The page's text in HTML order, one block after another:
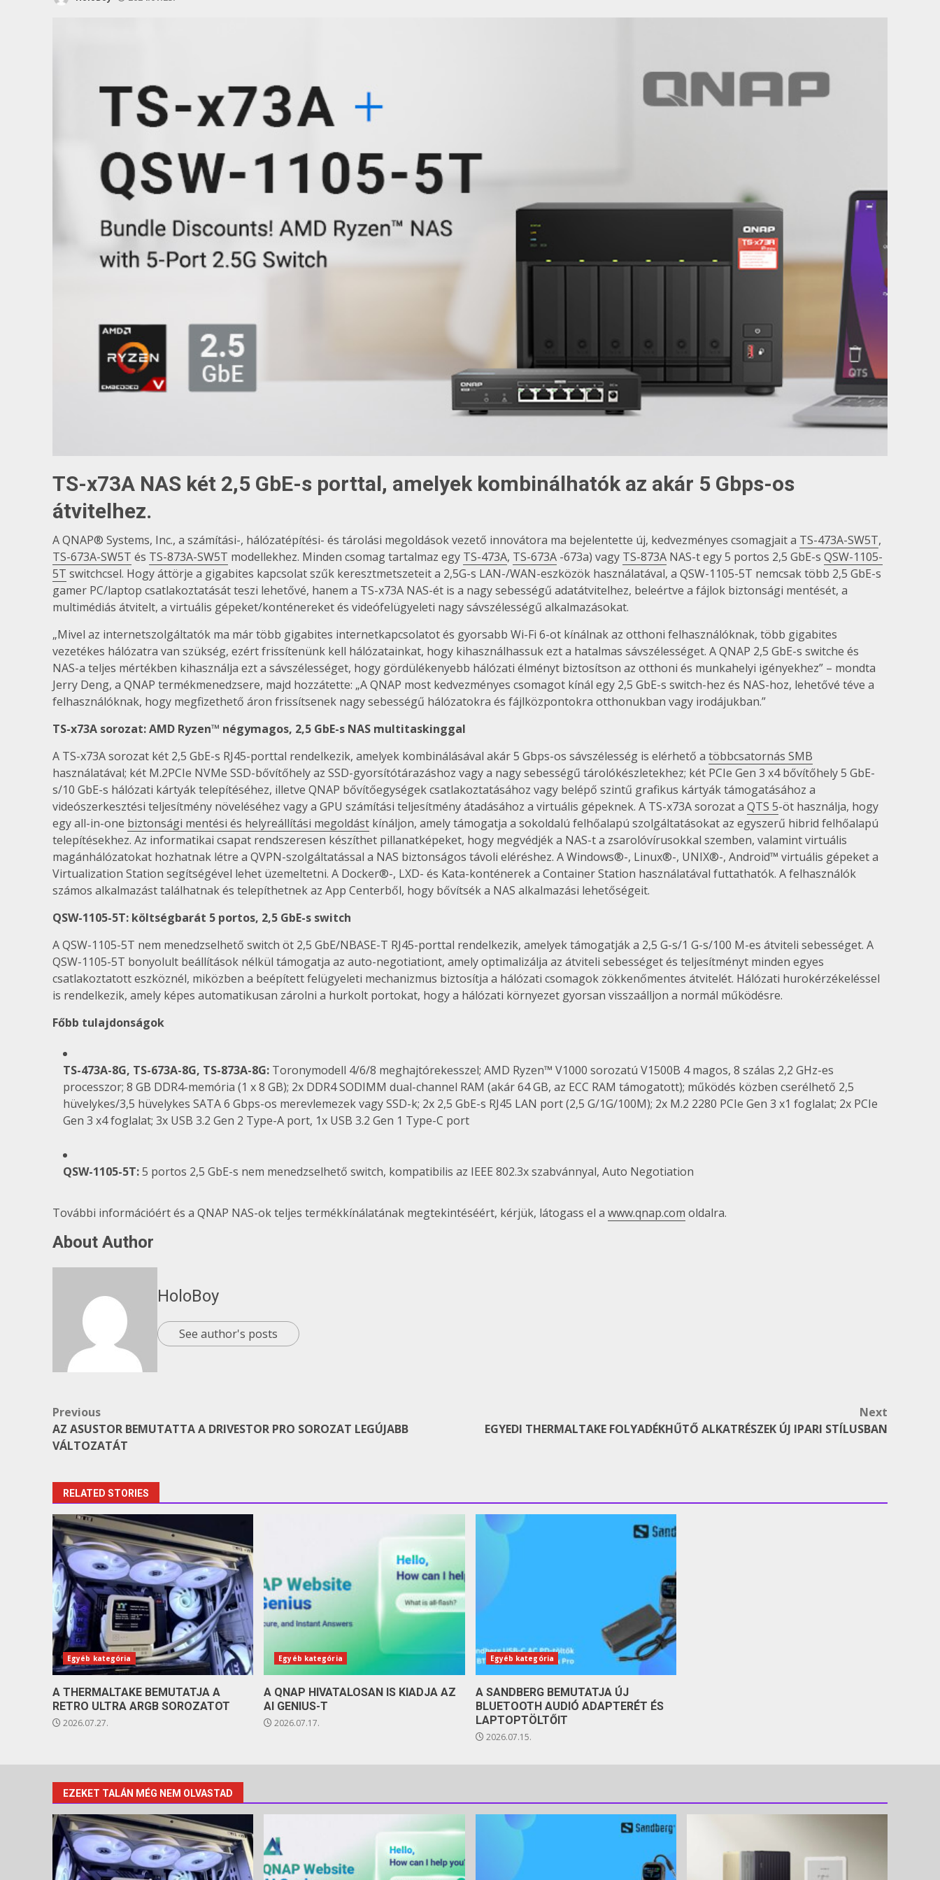
TS-x73A NAS két 2,5 GbE-s porttal, amelyek kombinálhatók az akár 5 Gbps-os
átvitelhez.
A QNAP® Systems, Inc., a számítási-, hálózatépítési- és tárolási megoldások vezető innovátora ma bejelentette új, kedvezményes csomagjait a TS-473A-SW5T,
TS-673A-SW5T és TS-873A-SW5T modellekhez. Minden csomag tartalmaz egy TS-473A, TS-673A -673a) vagy TS-873A NAS-t egy 5 portos 2,5 GbE-s QSW-1105-
5T switchcsel. Hogy áttörje a gigabites kapcsolat szűk keresztmetszeteit a 2,5G-s LAN-/WAN-eszközök használatával, a QSW-1105-5T nemcsak több 2,5 GbE-s
gamer PC/laptop csatlakoztatását teszi lehetővé, hanem a TS-x73A NAS-ét is a nagy sebességű adatátvitelhez, beleértve a fájlok biztonsági mentését, a
multimédiás átvitelt, a virtuális gépeket/konténereket és videófelügyeleti nagy sávszélességű alkalmazásokat.
„Mivel az internetszolgáltatók ma már több gigabites internetkapcsolatot és gyorsabb Wi-Fi 6-ot kínálnak az otthoni felhasználóknak, több gigabites
vezetékes hálózatra van szükség, ezért frissítenünk kell hálózatainkat, hogy kihasználhassuk ezt a hatalmas sávszélességet. A QNAP 2,5 GbE-s switche és
NAS-a teljes mértékben kihasználja ezt a sávszélességet, hogy gördülékenyebb hálózati élményt biztosítson az otthoni és munkahelyi igényekhez” – mondta
Jerry Deng, a QNAP termékmenedzsere, majd hozzátette: „A QNAP most kedvezményes csomagot kínál egy 2,5 GbE-s switch-hez és NAS-hoz, lehetővé téve a
felhasználóknak, hogy megfizethető áron frissítsenek nagy sebességű hálózatokra és fájlközpontokra otthonukban vagy irodájukban.”
TS-x73A sorozat: AMD Ryzen™ négymagos, 2,5 GbE-s NAS multitaskinggal
A TS-x73A sorozat két 2,5 GbE-s RJ45-porttal rendelkezik, amelyek kombinálásával akár 5 Gbps-os sávszélesség is elérhető a többcsatornás SMB
használatával; két M.2PCIe NVMe SSD-bővítőhely az SSD-gyorsítótárazáshoz vagy a nagy sebességű tárolókészletekhez; két PCIe Gen 3 x4 bővítőhely 5 GbE-
s/10 GbE-s hálózati kártyák telepítéséhez, illetve QNAP bővítőegységek csatlakoztatásához vagy belépő szintű grafikus kártyák támogatásához a
videószerkesztési teljesítmény növeléséhez vagy a GPU számítási teljesítmény átadásához a virtuális gépeknek. A TS-x73A sorozat a QTS 5-öt használja, hogy
egy all-in-one biztonsági mentési és helyreállítási megoldást kínáljon, amely támogatja a sokoldalú felhőalapú szolgáltatásokat az egyszerű hibrid felhőalapú
telepítésekhez. Az informatikai csapat rendszeresen készíthet pillanatképeket, hogy megvédjék a NAS-t a zsarolóvírusokkal szemben, valamint virtuális
magánhálózatokat hozhatnak létre a QVPN-szolgáltatással a NAS biztonságos távoli eléréshez. A Windows®-, Linux®-, UNIX®-, Android™ virtuális gépeket a
Virtualization Station segítségével lehet üzemeltetni. A Docker®-, LXD- és Kata-konténerek a Container Station használatával futtathatók. A felhasználók
számos alkalmazást találhatnak és telepíthetnek az App Centerből, hogy bővítsék a NAS alkalmazási lehetőségeit.
QSW-1105-5T: költségbarát 5 portos, 2,5 GbE-s switch
A QSW-1105-5T nem menedzselhető switch öt 2,5 GbE/NBASE-T RJ45-porttal rendelkezik, amelyek támogatják a 2,5 G-s/1 G-s/100 M-es átviteli sebességet. A
QSW-1105-5T bonyolult beállítások nélkül támogatja az auto-negotiationt, amely optimalizálja az átviteli sebességet és teljesítményt minden egyes
csatlakoztatott eszköznél, miközben a beépített felügyeleti mechanizmus biztosítja a hálózati csomagok zökkenőmentes átvitelét. Hálózati hurokérzékeléssel
is rendelkezik, amely képes automatikusan zárolni a hurkolt portokat, hogy a hálózati környezet gyorsan visszaálljon a normál működésre.
Főbb tulajdonságok
TS-473A-8G, TS-673A-8G, TS-873A-8G: Toronymodell 4/6/8 meghajtórekesszel; AMD Ryzen™ V1000 sorozatú V1500B 4 magos, 8 szálas 2,2 GHz-es
processzor; 8 GB DDR4-memória (1 x 8 GB); 2x DDR4 SODIMM dual-channel RAM (akár 64 GB, az ECC RAM támogatott); működés közben cserélhető 2,5
hüvelykes/3,5 hüvelykes SATA 6 Gbps-os merevlemezek vagy SSD-k; 2x 2,5 GbE-s RJ45 LAN port (2,5 G/1G/100M); 2x M.2 2280 PCIe Gen 3 x1 foglalat; 2x PCIe
Gen 3 x4 foglalat; 3x USB 3.2 Gen 2 Type-A port, 1x USB 3.2 Gen 1 Type-C port
QSW-1105-5T:5 portos 2,5 GbE-s nem menedzselhető switch, kompatibilis az IEEE 802.3x szabvánnyal, Auto Negotiation
További információért és a QNAP NAS-ok teljes termékkínálatának megtekintéséért, kérjük, látogass el a www.qnap.com oldalra.
About Author
HoloBoy
See author's posts
Post
navigation
Previous
AZ ASUSTOR BEMUTATTA A DRIVESTOR PRO SOROZAT LEGÚJABB
VÁLTOZATÁT
Next
EGYEDI THERMALTAKE FOLYADÉKHŰTŐ ALKATRÉSZEK ÚJ IPARI STÍLUSBAN
RELATED STORIES
Egyéb kategória
A THERMALTAKE BEMUTATJA A
RETRO ULTRA ARGB SOROZATOT
2026.07.27.
Egyéb kategória
A QNAP HIVATALOSAN IS KIADJA AZ
AI GENIUS-T
2026.07.17.
Egyéb kategória
A SANDBERG BEMUTATJA ÚJ
BLUETOOTH AUDIÓ ADAPTERÉT ÉS
LAPTOPTÖLTŐIT
2026.07.15.
EZEKET TALÁN MÉG NEM OLVASTAD